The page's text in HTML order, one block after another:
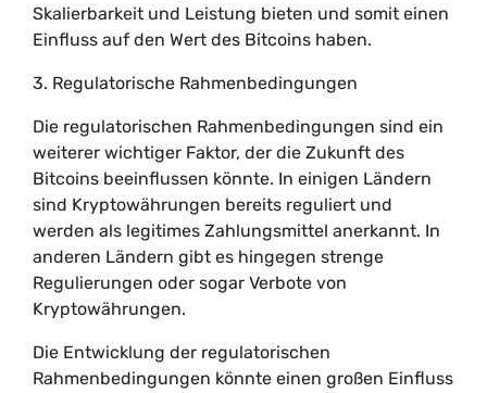
Skalierbarkeit und Leistung bieten und somit einen
Einfluss auf den Wert des Bitcoins haben.
3. Regulatorische Rahmenbedingungen
Die regulatorischen Rahmenbedingungen sind ein
weiterer wichtiger Faktor, der die Zukunft des
Bitcoins beeinflussen könnte. In einigen Ländern
sind Kryptowährungen bereits reguliert und
werden als legitimes Zahlungsmittel anerkannt. In
anderen Ländern gibt es hingegen strenge
Regulierungen oder sogar Verbote von
Kryptowährungen.
Die Entwicklung der regulatorischen
Rahmenbedingungen könnte einen großen Einfluss